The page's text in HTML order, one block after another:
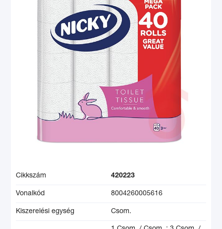
Cikkszám 420223
Vonalkód 8004260005616
Kiszerelési egység Csom.